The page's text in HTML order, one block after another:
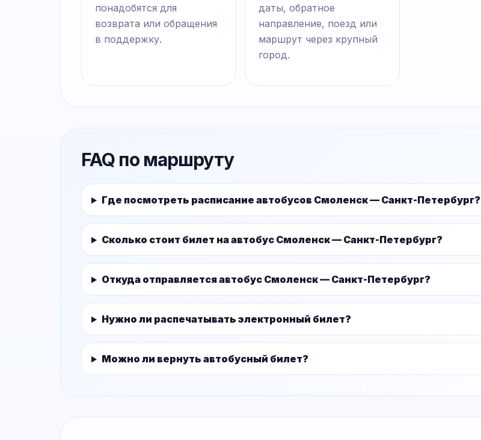
понадобятся для
возврата или обращения
в поддержку.
даты, обратное
направление, поезд или
маршрут через крупный
город.
FAQ по маршруту
Где посмотреть расписание автобусов Смоленск — Санкт-Петербург?
Сколько стоит билет на автобус Смоленск — Санкт-Петербург?
Откуда отправляется автобус Смоленск — Санкт-Петербург?
Нужно ли распечатывать электронный билет?
Можно ли вернуть автобусный билет?